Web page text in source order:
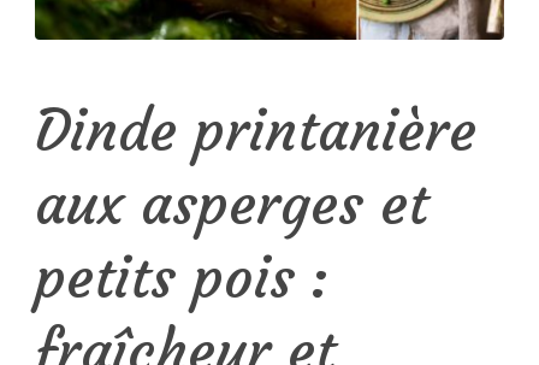
Dinde printanière
aux asperges et
petits pois :
fraîcheur et